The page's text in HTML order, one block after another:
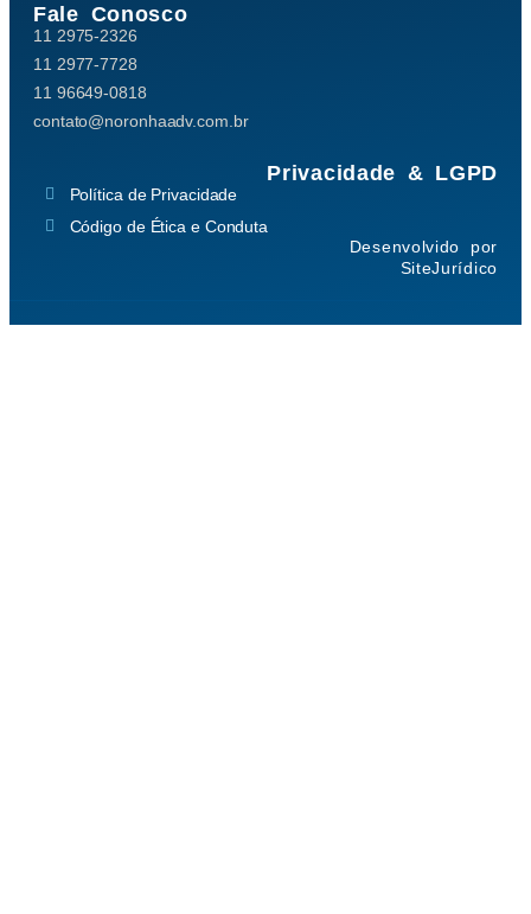
Fale Conosco
11 2975-2326
11 2977-7728
11 96649-0818
contato@noronhaadv.com.br
Privacidade & LGPD
Política de Privacidade
Código de Ética e Conduta
Desenvolvido por
SiteJurídico